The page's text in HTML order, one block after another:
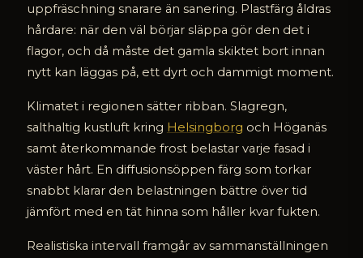
uppfräschning snarare än sanering. Plastfärg åldras
hårdare: när den väl börjar släppa gör den det i
flagor, och då måste det gamla skiktet bort innan
nytt kan läggas på, ett dyrt och dammigt moment.
Klimatet i regionen sätter ribban. Slagregn,
salthaltig kustluft kring Helsingborg och Höganäs
samt återkommande frost belastar varje fasad i
väster hårt. En diffusionsöppen färg som torkar
snabbt klarar den belastningen bättre över tid
jämfört med en tät hinna som håller kvar fukten.
Realistiska intervall framgår av sammanställningen